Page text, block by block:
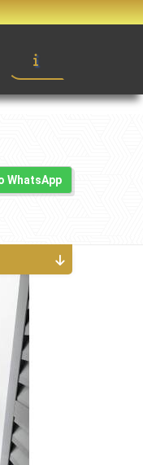
WhatsApp